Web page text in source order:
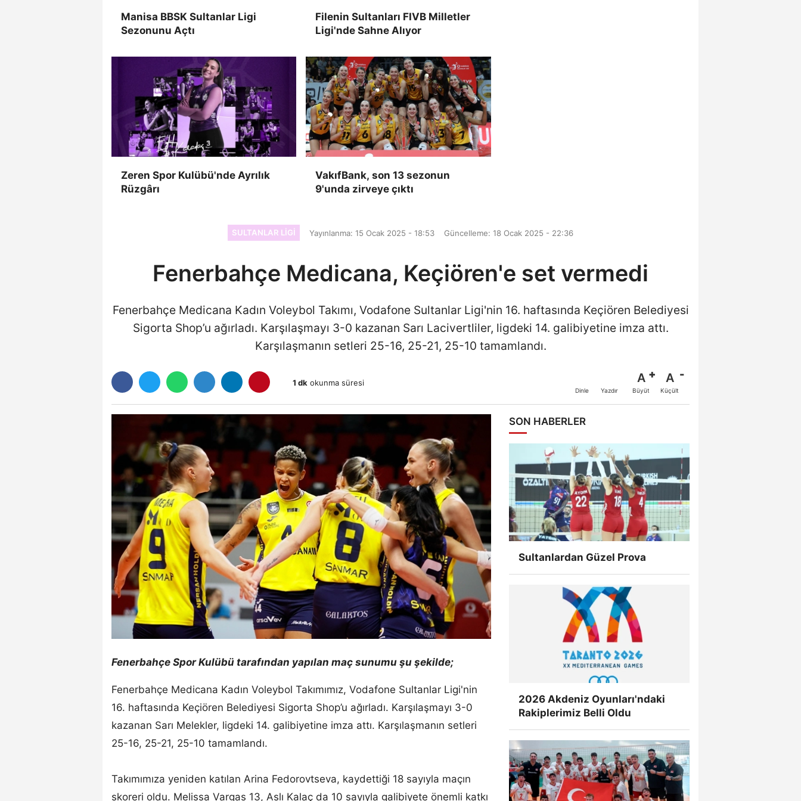
Manisa BBSK Sultanlar Ligi
Sezonunu Açtı
Filenin Sultanları FIVB Milletler
Ligi'nde Sahne Alıyor
Zeren Spor Kulübü'nde Ayrılık
Rüzgârı
VakıfBank, son 13 sezonun
9'unda zirveye çıktı
SULTANLAR LIGI Yayınlanma: 15 Ocak 2025 - 18:53 Güncelleme: 18 Ocak 2025 - 22:36
Fenerbahçe Medicana, Keçiören'e set vermedi
Fenerbahçe Medicana Kadın Voleybol Takımı, Vodafone Sultanlar Ligi'nin 16. haftasında Keçiören Belediyesi
Sigorta Shop’u ağırladı. Karşılaşmayı 3-0 kazanan Sarı Lacivertliler, ligdeki 14. galibiyetine imza attı.
Karşılaşmanın setleri 25-16, 25-21, 25-10 tamamlandı.
1 dk okunma süresi
Dinle Yazdır
A
Büyüt
A
Küçült
Fenerbahçe Spor Kulübü tarafından yapılan maç sunumu şu şekilde;
Fenerbahçe Medicana Kadın Voleybol Takımımız, Vodafone Sultanlar Ligi'nin
16. haftasında Keçiören Belediyesi Sigorta Shop’u ağırladı. Karşılaşmayı 3-0
kazanan Sarı Melekler, ligdeki 14. galibiyetine imza attı. Karşılaşmanın setleri
25-16, 25-21, 25-10 tamamlandı.
Takımımıza yeniden katılan Arina Fedorovtseva, kaydettiği 18 sayıyla maçın
skoreri oldu. Melissa Vargas 13, Aslı Kalaç da 10 sayıyla galibiyete önemli katkı
SON HABERLER
Sultanlardan Güzel Prova
2026 Akdeniz Oyunları'ndaki
Rakiplerimiz Belli Oldu